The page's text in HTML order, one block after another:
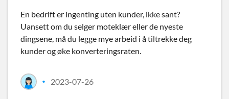
En bedrift er ingenting uten kunder, ikke sant?
Uansett om du selger moteklær eller de nyeste
dingsene, må du legge mye arbeid i å tiltrekke deg
kunder og øke konverteringsraten.
• 2023-07-26